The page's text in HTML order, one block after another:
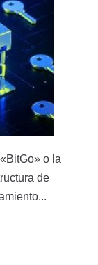
o la
de